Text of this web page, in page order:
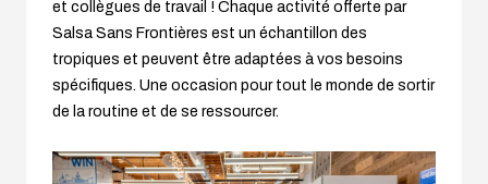
et collègues de travail ! Chaque activité offerte par
Salsa Sans Frontières est un échantillon des
tropiques et peuvent être adaptées à vos besoins
spécifiques. Une occasion pour tout le monde de sortir
de la routine et de se ressourcer.